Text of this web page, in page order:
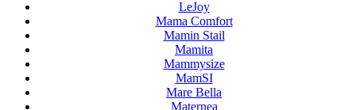
LeJoy
Mama Comfort
Mamin Stail
Mamita
Mammysize
MamSI
Mare Bella
Maternea